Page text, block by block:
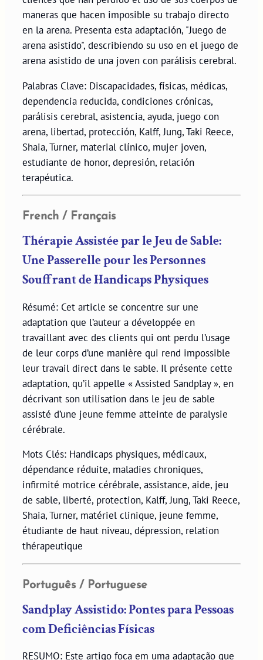
maneras que hacen imposible su trabajo directo
en la arena. Presenta esta adaptación, "Juego de
arena asistido", describiendo su uso en el juego de
arena asistido de una joven con parálisis cerebral.
Palabras Clave: Discapacidades, físicas, médicas,
dependencia reducida, condiciones crónicas,
parálisis cerebral, asistencia, ayuda, juego con
arena, libertad, protección, Kalff, Jung, Taki Reece,
Shaia, Turner, material clínico, mujer joven,
estudiante de honor, depresión, relación
terapéutica.
French / Français
Thérapie Assistée par le Jeu de Sable:
Une Passerelle pour les Personnes
Souffrant de Handicaps Physiques
Résumé: Cet article se concentre sur une
adaptation que l’auteur a développée en
travaillant avec des clients qui ont perdu l’usage
de leur corps d’une manière qui rend impossible
leur travail direct dans le sable. Il présente cette
adaptation, qu’il appelle « Assisted Sandplay », en
décrivant son utilisation dans le jeu de sable
assisté d’une jeune femme atteinte de paralysie
cérébrale.
Mots Clés: Handicaps physiques, médicaux,
dépendance réduite, maladies chroniques,
infirmité motrice cérébrale, assistance, aide, jeu
de sable, liberté, protection, Kalff, Jung, Taki Reece,
Shaia, Turner, matériel clinique, jeune femme,
étudiante de haut niveau, dépression, relation
thérapeutique
Português / Portuguese
Sandplay Assistido: Pontes para Pessoas
com Deficiências Físicas
RESUMO: Este artigo foca em uma adaptação que